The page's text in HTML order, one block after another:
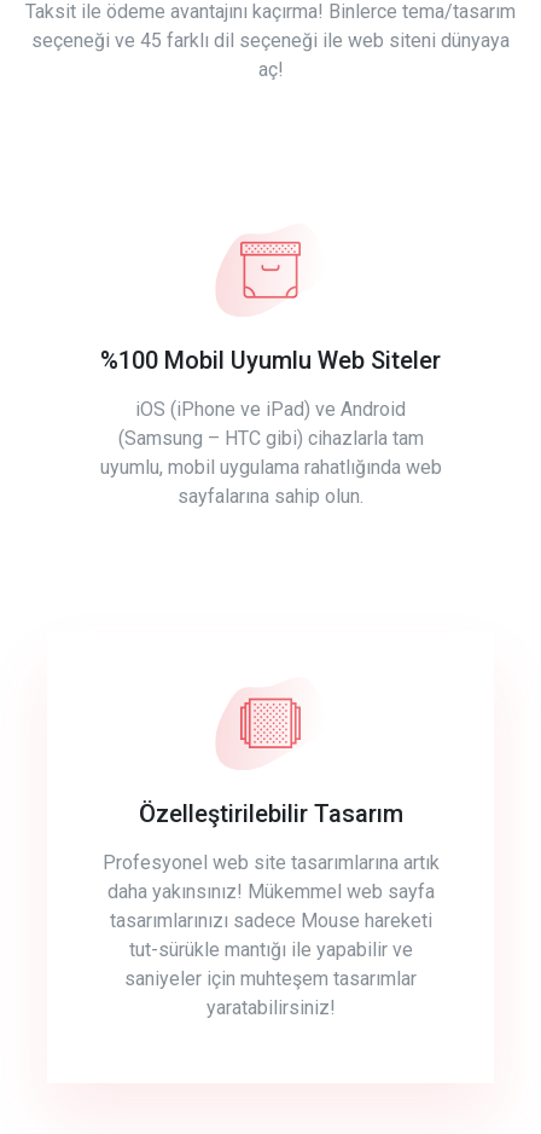
Taksit ile ödeme avantajını kaçırma! Binlerce tema/tasarım
seçeneği ve 45 farklı dil seçeneği ile web siteni dünyaya
aç!
%100 Mobil Uyumlu Web Siteler
iOS (iPhone ve iPad) ve Android
(Samsung – HTC gibi) cihazlarla tam
uyumlu, mobil uygulama rahatlığında web
sayfalarına sahip olun.
Özelleştirilebilir Tasarım
Profesyonel web site tasarımlarına artık
daha yakınsınız! Mükemmel web sayfa
tasarımlarınızı sadece Mouse hareketi
tut-sürükle mantığı ile yapabilir ve
saniyeler için muhteşem tasarımlar
yaratabilirsiniz!